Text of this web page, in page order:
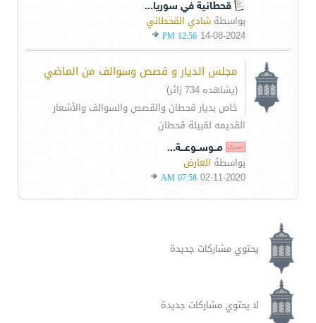
قحطانية في سوريا...
بواسطة شادي القحطاني
14-08-2024
12:56 PM
مجلس الديار و قصص وسوالف من الماضي
(يشاهده 734 زائر)
خاص بديار قحطان والقصص والسوالف والأشعار
القديمه لقبيلة قحطان
مــوســوعـــة...
بواسطة العارض
02-11-2020
07:58 AM
يحتوي مشاركات جديدة
لا يحتوي مشاركات جديدة